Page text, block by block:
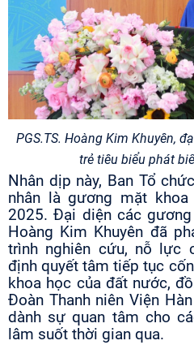
PGS.TS. Hoàng Kim Khuyên,
trẻ tiêu biểu phát
Nhân dịp này, Ban Tổ
nhân là gương mặt
2025. Đại diện các gương
Hoàng Kim Khuyên đã
trình nghiên cứu, nỗ lực
định quyết tâm tiếp tục
khoa học của đất nước,
Đoàn Thanh niên Viện
dành sự quan tâm cho
lâm suốt thời gian qua.